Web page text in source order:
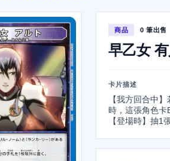
商品 0 筆出售
早乙女
卡片描述
【我方回合中
時，這張角色卡
【登場時】抽1